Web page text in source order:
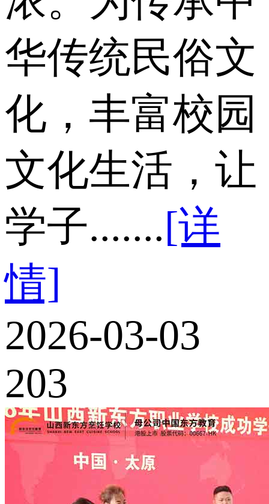
华传统民俗文
化，丰富校园
文化生活，让
学子.......[详
情]
2026-03-03
203